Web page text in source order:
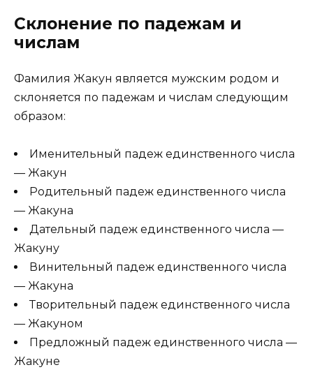
Склонение по падежам и
числам
Фамилия Жакун является мужским родом и
склоняется по падежам и числам следующим
образом:
Именительный падеж единственного числа
— Жакун
Родительный падеж единственного числа
— Жакуна
Дательный падеж единственного числа —
Жакуну
Винительный падеж единственного числа
— Жакуна
Творительный падеж единственного числа
— Жакуном
Предложный падеж единственного числа —
Жакуне